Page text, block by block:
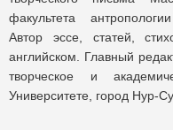
факультета
Автор эссе, статей,
английском. Главный
творческое и
Университете, город Нур-